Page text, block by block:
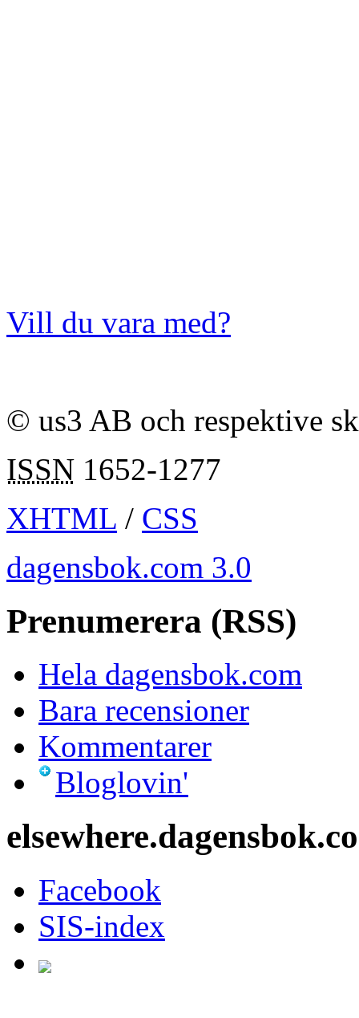
Vill du vara med?
© us3 AB och respektive
ISSN 1652-1277
XHTML / CSS
dagensbok.com 3.0
Prenumerera (RSS)
Hela dagensbok.com
Bara recensioner
Kommentarer
Bloglovin'
Facebook
SIS-index